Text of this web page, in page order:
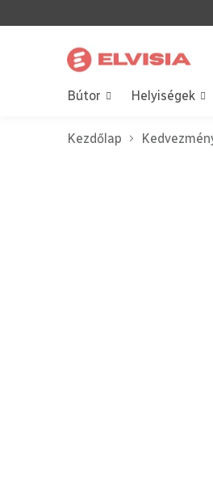
a
tartalomhoz
Bútor Helyiségek
Kezdőlap